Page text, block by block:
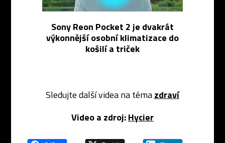
Sony Reon Pocket 2 je dvakrát
výkonnější osobní klimatizace do
košilí a triček
Sledujte další videa na témazdraví
Video a zdroj:Hycier